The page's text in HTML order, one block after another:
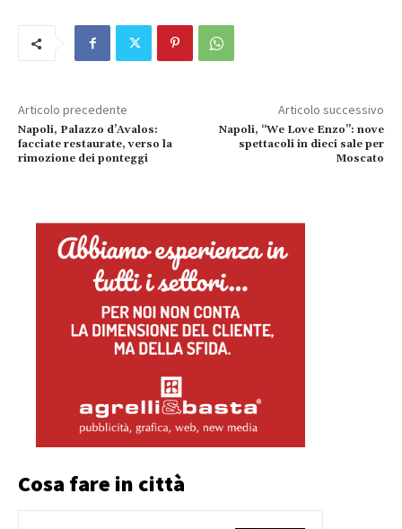
Articolo precedente
Napoli, Palazzo d’Avalos:
facciate restaurate, verso la
rimozione dei ponteggi
Articolo successivo
Napoli, “We Love Enzo”: nove
spettacoli in dieci sale per
Moscato
Cosa fare in città